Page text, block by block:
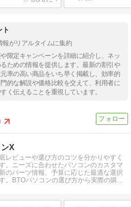
ト
報がリアルタイムに集約
限定キャンペーンを詳細に紹介し、ネッ
ための情報を提供します。最新の割引や
率の高い商品をいち早く掲載し、効率的
的な解説や価格比較を交えて、利用者に
く伝えることを重視しています。
X
レビューや選び方のコツを分かりやすく
。ニーズに合わせたパソコンのカスタマ
のパーツ情報、予算に応じた最適な選択
。BTOパソコンの選び方から実際の購入